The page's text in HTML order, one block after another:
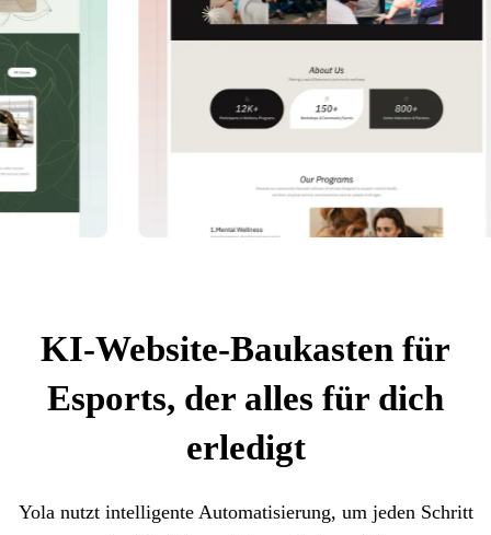
KI-Website-Baukasten für
Esports, der alles für dich
erledigt
Yola nutzt intelligente Automatisierung, um jeden Schritt